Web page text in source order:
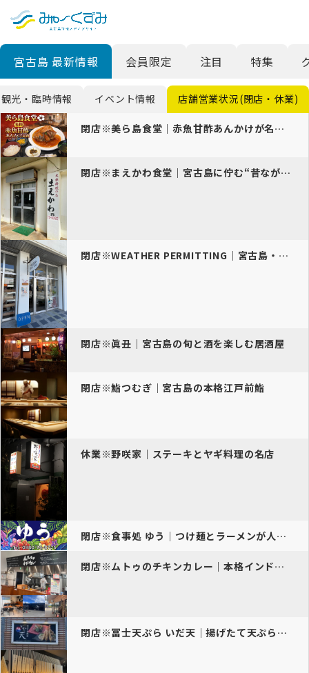
English
中文 (台灣)
宮古島 最新情報 会員限定 注目 特集
観光・臨時情報 イベント情報 店舗営業状況(閉店・休業)
閉店※美ら島食堂｜赤魚甘酢あんかけが名物の人気定食屋
閉店※まえかわ食堂｜宮古島に佇む“昔ながら”の島民食堂
閉店※WEATHER PERMITTING｜宮古島・紅型体験とセレク…
閉店※眞丑｜宮古島の旬と酒を楽しむ居酒屋
閉店※鮨つむぎ｜宮古島の本格江戸前鮨
休業※野咲家｜ステーキとヤギ料理の名店
閉店※食事処 ゆう｜つけ麺とラーメンが人気の温かい食堂
閉店※ムトゥのチキンカレー｜本格インドカレー専門店
閉店※冨士天ぷら いだ天｜揚げたて天ぷらの店